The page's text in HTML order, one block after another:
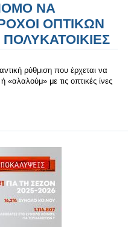
ΝΑ
ΟΠΤΙΚΩΝ
ρύθμιση που έρχεται να
με τις οπτικές ίνες